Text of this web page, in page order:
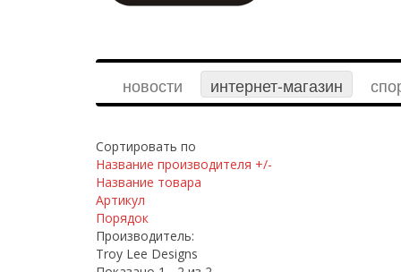
новости интернет-магазин
Сортировать по
Название производителя +/-
Название товара
Артикул
Порядок
Производитель:
Troy Lee Designs